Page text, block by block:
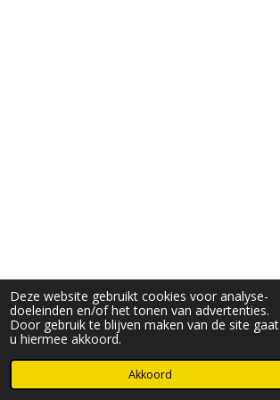
Deze website gebruikt cookies voor analyse-
doeleinden en/of het tonen van advertenties.
Door gebruik te blijven maken van de site gaat
u hiermee akkoord.
Akkoord
© 2025- 2026 Djöz mode